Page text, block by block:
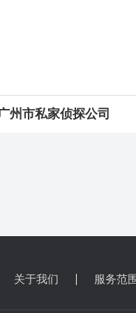
州市私家侦探公司
关于我们 服务范围